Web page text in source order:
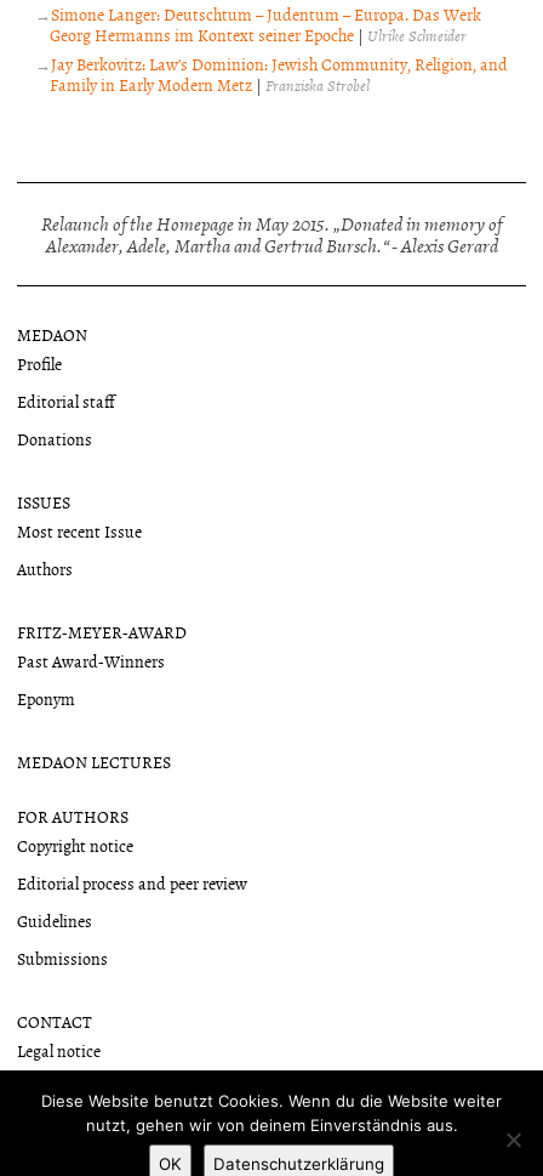
Simone Langer: Deutschtum – Judentum – Europa. Das Werk
Georg Hermanns im Kontext seiner Epoche | Ulrike Schneider
Jay Berkovitz: Law’s Dominion: Jewish Community, Religion, and
Family in Early Modern Metz | Franziska Strobel
Relaunch of the Homepage in May 2015. „Donated in memory of
Alexander, Adele, Martha and Gertrud Bursch.“ - Alexis Gerard
MEDAON
Profile
Editorial staff
Donations
ISSUES
Most recent Issue
Authors
FRITZ-MEYER-AWARD
Past Award-Winners
Eponym
MEDAON LECTURES
FOR AUTHORS
Copyright notice
Editorial process and peer review
Guidelines
Submissions
CONTACT
Legal notice
Proudly powered by WordPress
Diese Website benutzt Cookies. Wenn du die Website weiter
nutzt, gehen wir von deinem Einverständnis aus.
OK
Datenschutzerklärung